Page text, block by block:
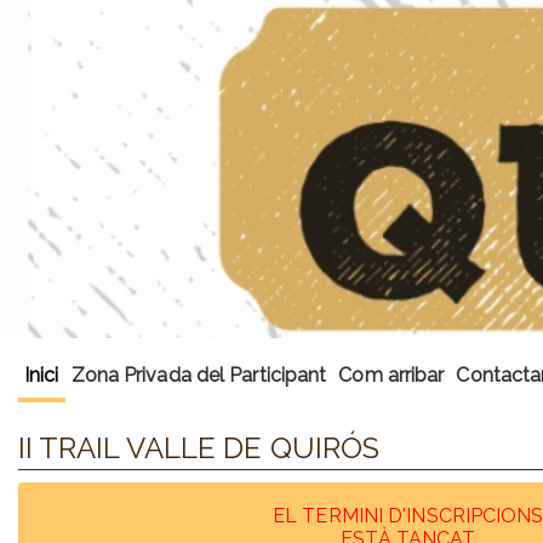
Inici Zona Privada del Participant Com arribar
II TRAIL VALLE DE QUIRÓS
EL TERMINI D'INSCRIPCIONS
ESTÀ TANCAT